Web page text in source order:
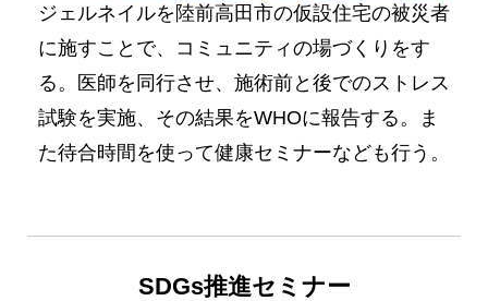
ジェルネイルを陸前高田市の仮設住宅の被災者
に施すことで、コミュニティの場づくりをす
る。医師を同行させ、施術前と後でのストレス
試験を実施、その結果をWHOに報告する。ま
た待合時間を使って健康セミナーなども行う。
SDGs推進セミナー